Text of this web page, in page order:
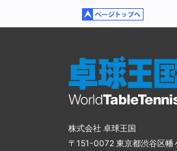
株式会社 卓球王国
〒151-0072 東京都渋谷区